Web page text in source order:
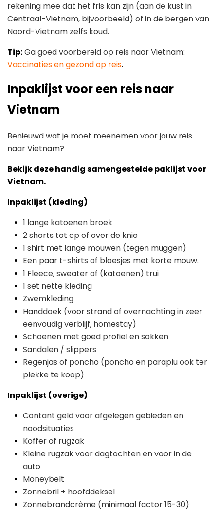
rekening mee dat het fris kan zijn (aan de kust in
Centraal-Vietnam, bijvoorbeeld) of in de bergen van
Noord-Vietnam zelfs koud.
Tip:Ga goed voorbereid op reis naar Vietnam:
Vaccinaties en gezond op reis.
Inpaklijst voor een reis naar
Vietnam
Benieuwd wat je moet meenemen voor jouw reis
naar Vietnam?
Bekijk deze handig samengestelde paklijst voor
Vietnam.
Inpaklijst (kleding)
1 lange katoenen broek
2 shorts tot op of over de knie
1 shirt met lange mouwen (tegen muggen)
Een paar t-shirts of bloesjes met korte mouw.
1 Fleece, sweater of (katoenen) trui
1 set nette kleding
Zwemkleding
Handdoek (voor strand of overnachting in zeer
eenvoudig verblijf, homestay)
Schoenen met goed profiel en sokken
Sandalen / slippers
Regenjas of poncho (poncho en paraplu ook ter
plekke te koop)
Inpaklijst (overige)
Contant geld voor afgelegen gebieden en
noodsituaties
Koffer of rugzak
Kleine rugzak voor dagtochten en voor in de
auto
Moneybelt
Zonnebril + hoofddeksel
Zonnebrandcrème (minimaal factor 15-30)